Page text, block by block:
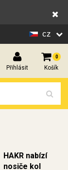
cz
Přihlásit
0
Košík
HAKR nabízí
nosiče kol